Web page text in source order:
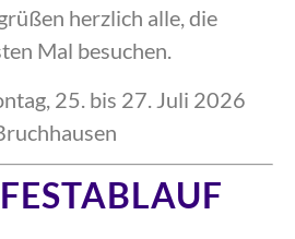
herzlich alle, die
Mal besuchen.
25. bis 27. Juli 2026